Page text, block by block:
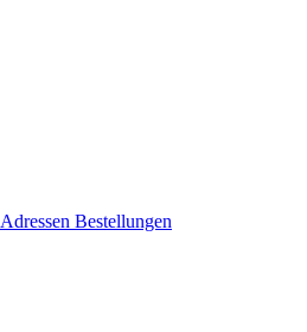
Adressen Bestellungen